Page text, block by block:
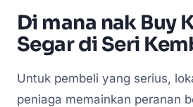
Di mana nak Buy
Segar di Seri
Untuk pembeli yang serius,
peniaga memainkan peranan